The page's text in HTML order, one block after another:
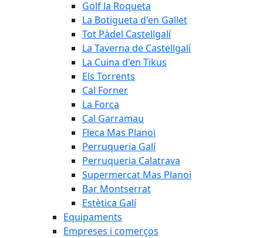
Golf la Roqueta
La Botigueta d'en Gallet
Tot Pàdel Castellgalí
La Taverna de Castellgalí
La Cuina d'en Tikus
Els Torrents
Cal Forner
La Forca
Cal Garramau
Fleca Mas Planoi
Perruqueria Galí
Perruqueria Calatrava
Supermercat Mas Planoi
Bar Montserrat
Estètica Galí
Equipaments
Empreses i comerços